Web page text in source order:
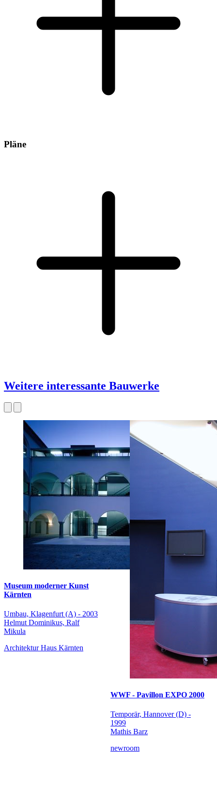
Pläne
Weitere interessante Bauwerke
Museum moderner Kunst
Kärnten
Umbau, Klagenfurt (A) - 2003
Helmut Dominikus, Ralf
Mikula
Architektur Haus Kärnten
WWF - Pavillon EXPO 2000
Temporär, Hannover (D) -
1999
Mathis Barz
newroom